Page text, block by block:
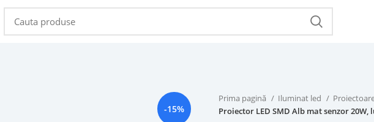
-15%
Prima pagină Iluminat led
Proiector LED SMD Alb mat senzor 20W,